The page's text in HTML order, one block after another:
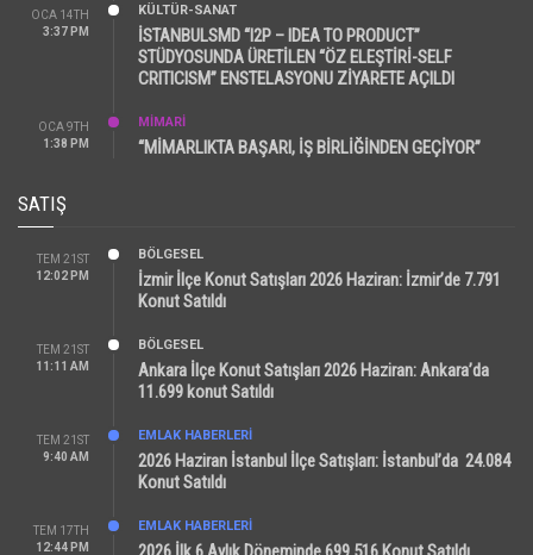
OCA 14TH
3:37 PM
KÜLTÜR-SANAT
İSTANBULSMD “I2P – IDEA TO PRODUCT”
STÜDYOSUNDA ÜRETİLEN “ÖZ ELEŞTİRİ-SELF
CRITICISM” ENSTELASYONU ZİYARETE AÇILDI
OCA 9TH
1:38 PM
MİMARİ
“MİMARLIKTA BAŞARI, İŞ BİRLİĞİNDEN GEÇİYOR”
SATIŞ
TEM 21ST
12:02 PM
BÖLGESEL
İzmir İlçe Konut Satışları 2026 Haziran: İzmir’de 7.791
Konut Satıldı
TEM 21ST
11:11 AM
BÖLGESEL
Ankara İlçe Konut Satışları 2026 Haziran: Ankara’da
11.699 konut Satıldı
TEM 21ST
9:40 AM
EMLAK HABERLERI
2026 Haziran İstanbul İlçe Satışları: İstanbul’da 24.084
Konut Satıldı
TEM 17TH
12:44 PM
EMLAK HABERLERI